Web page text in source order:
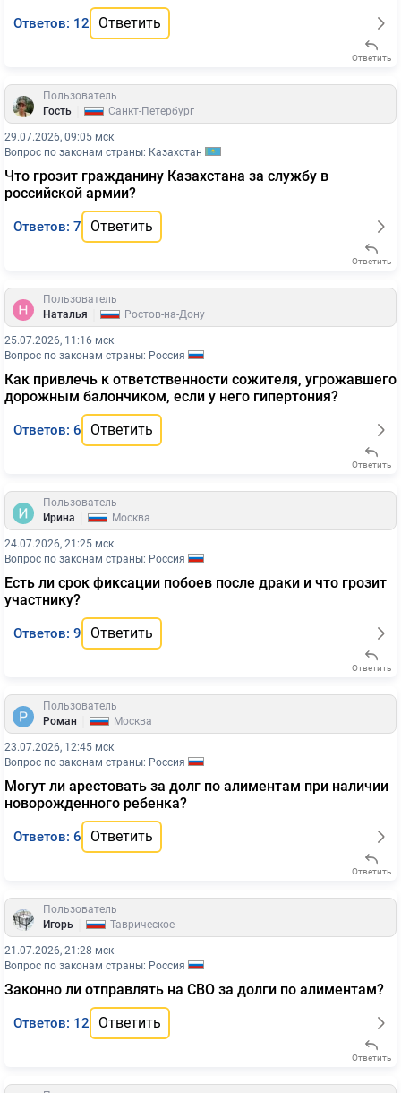
Ответов: 12 Ответить
Ответить
Пользователь
Гость
Санкт-Петербург
29.07.2026, 09:05 мск
Вопрос по законам страны: Казахстан
Что грозит гражданину Казахстана за службу в
российской армии?
Ответов: 7 Ответить
Ответить
Пользователь
Наталья
Ростов-на-Дону
25.07.2026, 11:16 мск
Вопрос по законам страны: Россия
Как привлечь к ответственности сожителя, угрожавшего
дорожным балончиком, если у него гипертония?
Ответов: 6 Ответить
Ответить
Пользователь
Ирина
Москва
24.07.2026, 21:25 мск
Вопрос по законам страны: Россия
Есть ли срок фиксации побоев после драки и что грозит
участнику?
Ответов: 9 Ответить
Ответить
Пользователь
Роман
Москва
23.07.2026, 12:45 мск
Вопрос по законам страны: Россия
Могут ли арестовать за долг по алиментам при наличии
новорожденного ребенка?
Ответов: 6 Ответить
Ответить
Пользователь
Игорь
Таврическое
21.07.2026, 21:28 мск
Вопрос по законам страны: Россия
Законно ли отправлять на СВО за долги по алиментам?
Ответов: 12 Ответить
Ответить